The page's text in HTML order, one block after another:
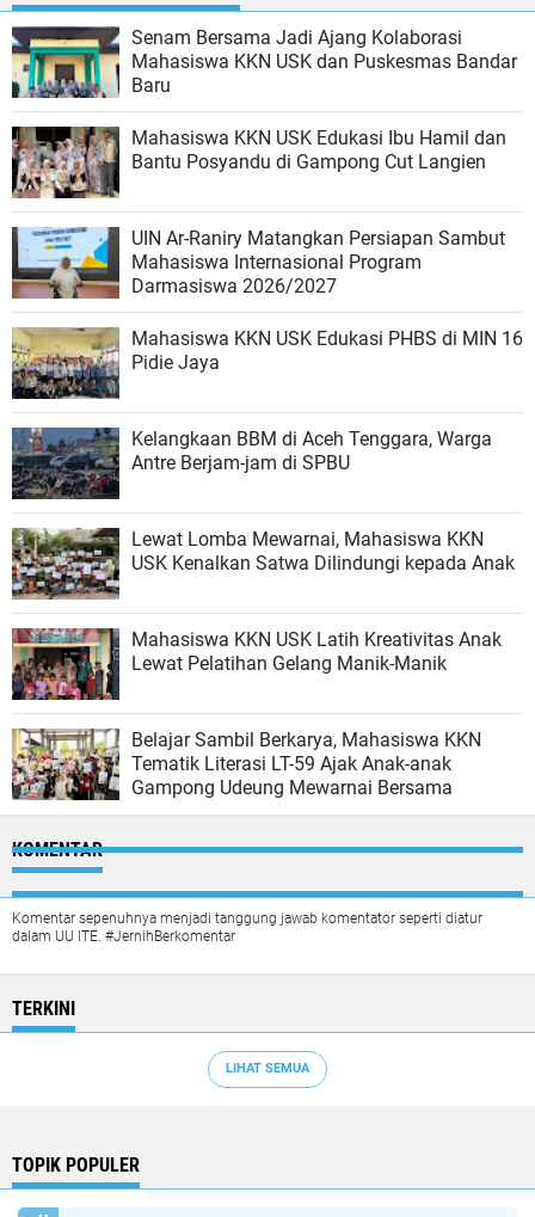
Senam Bersama Jadi Ajang Kolaborasi
Mahasiswa KKN USK dan Puskesmas Bandar
Baru
Mahasiswa KKN USK Edukasi Ibu Hamil dan
Bantu Posyandu di Gampong Cut Langien
UIN Ar-Raniry Matangkan Persiapan Sambut
Mahasiswa Internasional Program
Darmasiswa 2026/2027
Mahasiswa KKN USK Edukasi PHBS di MIN 16
Pidie Jaya
Kelangkaan BBM di Aceh Tenggara, Warga
Antre Berjam-jam di SPBU
Lewat Lomba Mewarnai, Mahasiswa KKN
USK Kenalkan Satwa Dilindungi kepada Anak
Mahasiswa KKN USK Latih Kreativitas Anak
Lewat Pelatihan Gelang Manik-Manik
Belajar Sambil Berkarya, Mahasiswa KKN
Tematik Literasi LT-59 Ajak Anak-anak
Gampong Udeung Mewarnai Bersama
KOMENTAR
Komentar sepenuhnya menjadi tanggung jawab komentator seperti diatur
dalam UU ITE. #JernihBerkomentar
TERKINI
LIHAT SEMUA
TOPIK POPULER